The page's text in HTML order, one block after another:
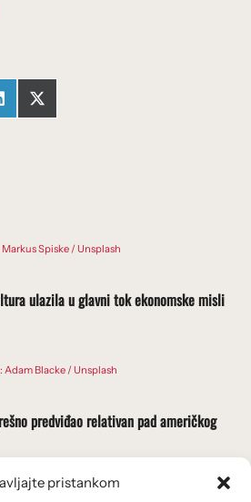
pristankom
Share
on
LinkedInShare
on
X
(Twitter)
Spiske / Unsplash
ulazila u glavni tok ekonomske misli
Adam Blacke / Unsplash
predviđao relativan pad američkog